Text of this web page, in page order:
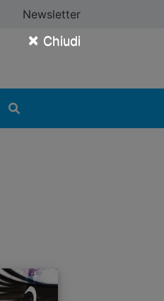
× Chiudi
Newsletter